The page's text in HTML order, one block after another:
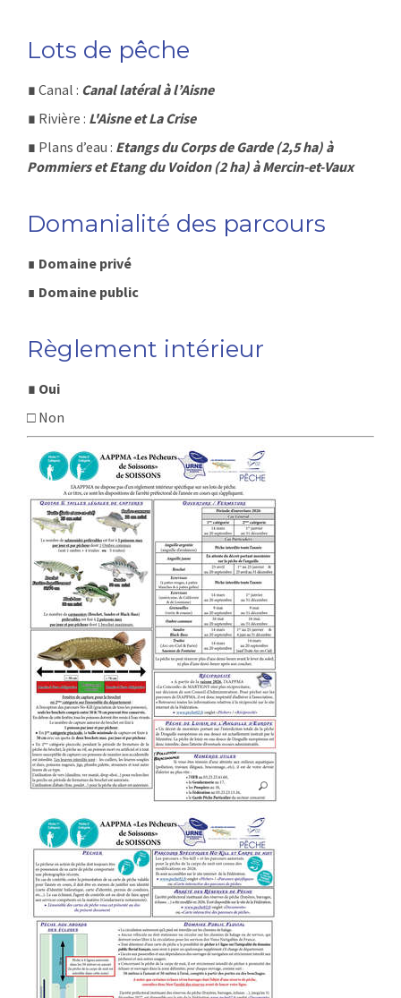
Lots de pêche
∎ Canal : Canal latéral à l’Aisne
∎ Rivière : L'Aisne et La Crise
∎ Plans d’eau : Etangs du Corps de Garde (2,5 ha) à
Pommiers et Etang du Voidon (2 ha) à Mercin-et-Vaux
Domanialité des parcours
∎ Domaine privé
∎ Domaine public
Règlement intérieur
∎ Oui
□ Non